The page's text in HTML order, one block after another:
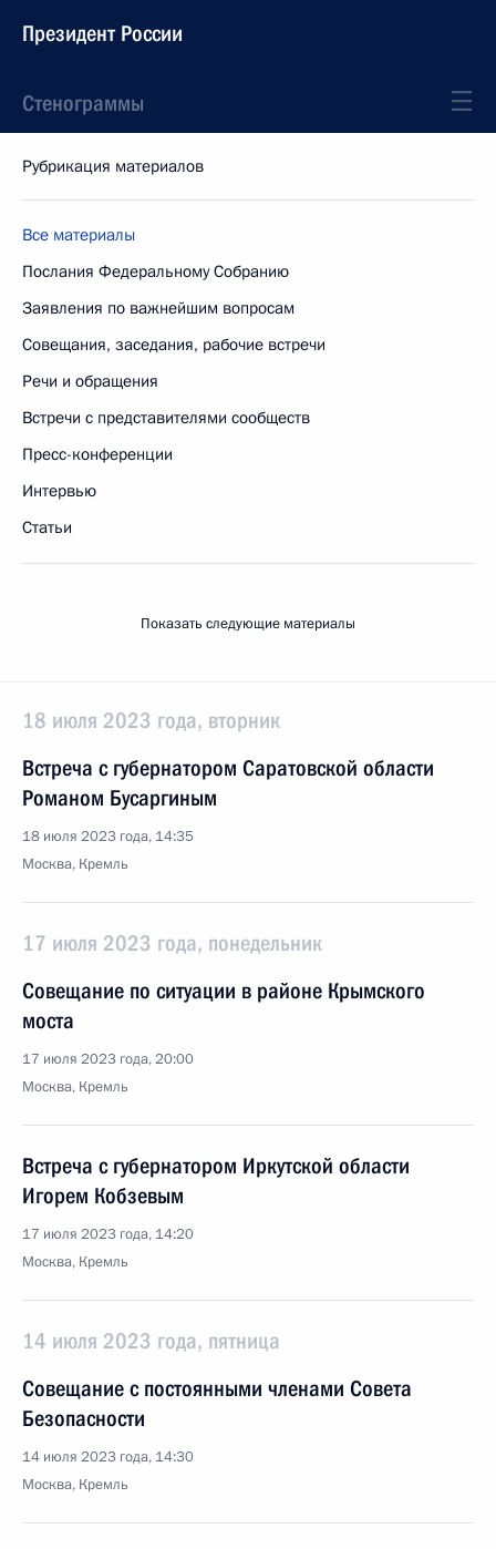
Президент России
Стенограммы
Рубрикация материалов
Все материалы
Послания Федеральному Собранию
Заявления по важнейшим вопросам
Совещания, заседания, рабочие встречи
Речи и обращения
Встречи с представителями сообществ
Пресс-конференции
Интервью
Статьи
Показать следующие материалы
18 июля 2023 года, вторник
Встреча с губернатором Саратовской области
Романом Бусаргиным
18 июля 2023 года, 14:35
Москва, Кремль
17 июля 2023 года, понедельник
Совещание по ситуации в районе Крымского
моста
17 июля 2023 года, 20:00
Москва, Кремль
Встреча с губернатором Иркутской области
Игорем Кобзевым
17 июля 2023 года, 14:20
Москва, Кремль
14 июля 2023 года, пятница
Совещание с постоянными членами Совета
Безопасности
14 июля 2023 года, 14:30
Москва, Кремль